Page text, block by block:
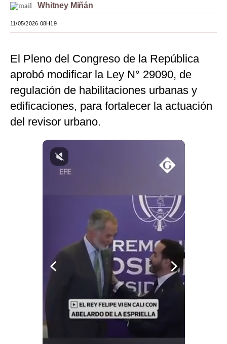
EEUU
México
Tecnología
Club del Suscriptor
Mix
G de Gestión
Notas Contratadas
Whitney Miñán
11/05/2026 08H19
El Pleno del Congreso de la República
aprobó modificar la Ley N° 29090, de
regulación de habilitaciones urbanas y
edificaciones, para fortalecer la actuación
del revisor urbano.